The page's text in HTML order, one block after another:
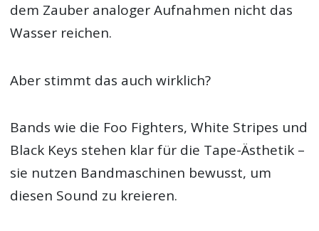
dem Zauber analoger Aufnahmen nicht das
Wasser reichen.
Aber stimmt das auch wirklich?
Bands wie die Foo Fighters, White Stripes und
Black Keys stehen klar für die Tape-Ästhetik –
sie nutzen Bandmaschinen bewusst, um
diesen Sound zu kreieren.